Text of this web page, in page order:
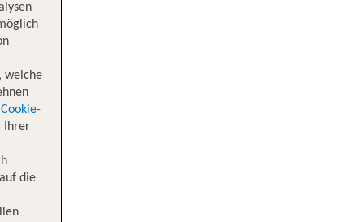
welche
Cookie-
Ihrer
die